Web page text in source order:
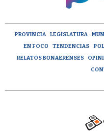
PROVINCIA LEGISLATURA
EN FOCO
TENDENCIAS
RELATOS BONAERENSES